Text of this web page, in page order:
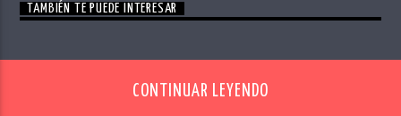
TAMBIÉN TE PUEDE INTERESAR
CONTINUAR LEYENDO